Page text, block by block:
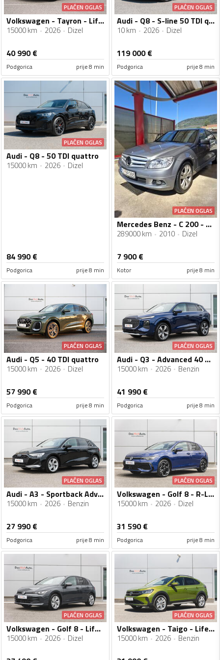
PLAĆEN OGLAS
Volkswagen - Tayron - Life 2.0 TDI DSG
15000 km 2026 Dizel
40 990€
Podgorica prije 8 min
PLAĆEN OGLAS
Audi - Q8 - S-line 50 TDI quattro
10 km 2026 Dizel
119 000€
Podgorica prije 8 min
PLAĆEN OGLAS
Audi - Q8 - 50 TDI quattro
15000 km 2026 Dizel
84 990€
Podgorica prije 8 min
PLAĆEN OGLAS
Mercedes Benz - C 200 - 2.2 CDI
289000 km 2010 Dizel
7 900€
Kotor prije 8 min
PLAĆEN OGLAS
Audi - Q5 - 40 TDI quattro
15000 km 2026 Dizel
57 990€
Podgorica prije 8 min
PLAĆEN OGLAS
Audi - Q3 - Advanced 40 TFSI quattro
15000 km 2026 Benzin
41 990€
Podgorica prije 8 min
PLAĆEN OGLAS
Audi - A3 - Sportback Advanced 35 TFSI S-tronic
15000 km 2026 Benzin
27 990€
Podgorica prije 8 min
PLAĆEN OGLAS
Volkswagen - Golf 8 - R-Line 2.0 TDI DSG
15000 km 2026 Dizel
31 590€
Podgorica prije 8 min
PLAĆEN OGLAS
Volkswagen - Golf 8 - Life 2.0 TDI DSG
15000 km 2026 Dizel
PLAĆEN OGLAS
Volkswagen - Taigo - Life 1.0 TSI DSG
15000 km 2026 Benzin